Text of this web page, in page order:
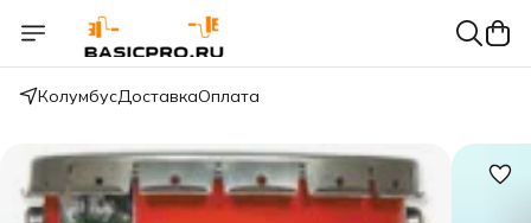
КолумбусДоставкаОплата